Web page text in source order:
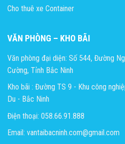
Cho thuê xe Container
VĂN PHÒNG – KHO BÃI
Văn phòng đại diện: Số 544, Đường
Cường, Tỉnh Bắc Ninh
Kho bãi : Đường TS 9 - Khu công
Du - Bắc Ninh
Điện thoại: 058.66.91.888
Email: vantaibacninh.com@gmail.com